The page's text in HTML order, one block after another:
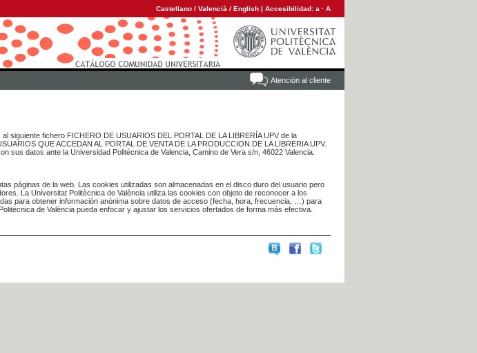
Castellano / Valencià / English | Accesibilidad: a · A
Atención al cliente
siguiente fichero FICHERO DE USUARIOS DEL PORTAL DE LA LIBRERÍA UPV de la
QUE ACCEDAN AL PORTAL DE VENTA DE LA PRODUCCION DE LA LIBRERIA UPV.
datos ante la Universidad Politécnica de Valencia, Camino de Vera s/n, 46022 Valencia.
páginas de la web. Las cookies utilizadas son almacenadas en el disco duro del usuario pero
La Universitat Politècnica de València utiliza las cookies con objeto de reconocer a los
para obtener información anónima sobre datos de acceso (fecha, hora, frecuencia, …) para
de València pueda enfocar y ajustar los servicios ofertados de forma más efectiva.